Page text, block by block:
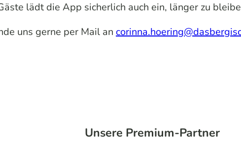
lädt die App sicherlich auch ein, länger zu
uns gerne per Mail an
Unsere Premium-Partner